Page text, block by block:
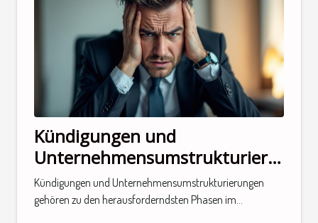
Kündigungen und
Wie managt man die
verbleibenden Mitarbeiter?
Kündigungen und Unternehmensumstrukturierungen
gehören zu den herausforderndsten Phasen im...